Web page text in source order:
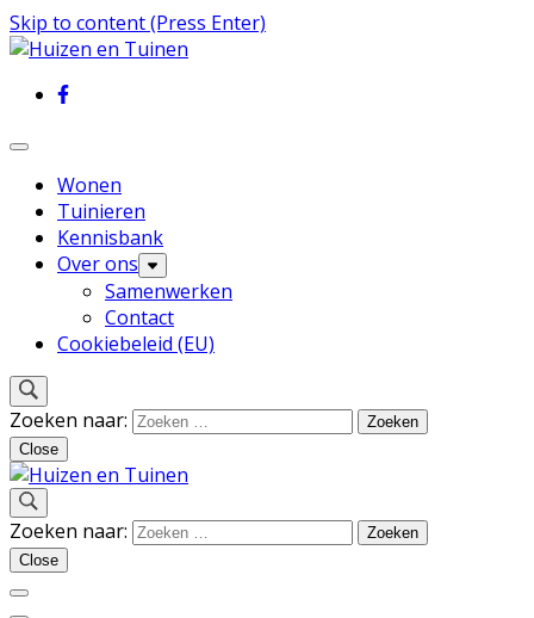
Skip to content (Press Enter)
Inspiratie voor wonen en tuinieren
Wonen
Tuinieren
Kennisbank
Over ons
Samenwerken
Contact
Cookiebeleid (EU)
Zoeken naar:
Close
Huizen en Tuinen
Inspiratie voor wonen en tuinieren
Zoeken naar:
Close